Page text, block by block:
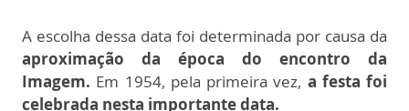
A escolha dessa data foi determinada por causa da
aproximação da época do encontro da
Imagem. Em 1954, pela primeira vez, a festa foi
celebrada nesta importante data.